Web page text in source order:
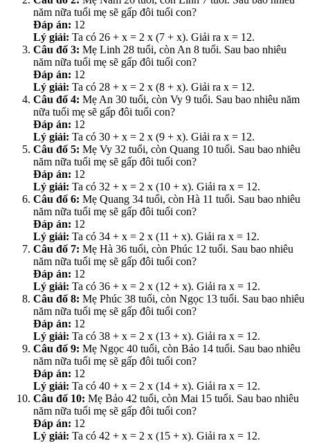
năm nữa tuổi mẹ sẽ gấp đôi tuổi con?
Đáp án: 12
Lý giải: Ta có 26 + x = 2 x (7 + x). Giải ra x = 12.
Câu đố 3: Mẹ Linh 28 tuổi, còn An 8 tuổi. Sau bao nhiêu
năm nữa tuổi mẹ sẽ gấp đôi tuổi con?
Đáp án: 12
Lý giải: Ta có 28 + x = 2 x (8 + x). Giải ra x = 12.
Câu đố 4: Mẹ An 30 tuổi, còn Vy 9 tuổi. Sau bao nhiêu năm
nữa tuổi mẹ sẽ gấp đôi tuổi con?
Đáp án: 12
Lý giải: Ta có 30 + x = 2 x (9 + x). Giải ra x = 12.
Câu đố 5: Mẹ Vy 32 tuổi, còn Quang 10 tuổi. Sau bao nhiêu
năm nữa tuổi mẹ sẽ gấp đôi tuổi con?
Đáp án: 12
Lý giải: Ta có 32 + x = 2 x (10 + x). Giải ra x = 12.
Câu đố 6: Mẹ Quang 34 tuổi, còn Hà 11 tuổi. Sau bao nhiêu
năm nữa tuổi mẹ sẽ gấp đôi tuổi con?
Đáp án: 12
Lý giải: Ta có 34 + x = 2 x (11 + x). Giải ra x = 12.
Câu đố 7: Mẹ Hà 36 tuổi, còn Phúc 12 tuổi. Sau bao nhiêu
năm nữa tuổi mẹ sẽ gấp đôi tuổi con?
Đáp án: 12
Lý giải: Ta có 36 + x = 2 x (12 + x). Giải ra x = 12.
Câu đố 8: Mẹ Phúc 38 tuổi, còn Ngọc 13 tuổi. Sau bao nhiêu
năm nữa tuổi mẹ sẽ gấp đôi tuổi con?
Đáp án: 12
Lý giải: Ta có 38 + x = 2 x (13 + x). Giải ra x = 12.
Câu đố 9: Mẹ Ngọc 40 tuổi, còn Bảo 14 tuổi. Sau bao nhiêu
năm nữa tuổi mẹ sẽ gấp đôi tuổi con?
Đáp án: 12
Lý giải: Ta có 40 + x = 2 x (14 + x). Giải ra x = 12.
Câu đố 10: Mẹ Bảo 42 tuổi, còn Mai 15 tuổi. Sau bao nhiêu
năm nữa tuổi mẹ sẽ gấp đôi tuổi con?
Đáp án: 12
Lý giải: Ta có 42 + x = 2 x (15 + x). Giải ra x = 12.